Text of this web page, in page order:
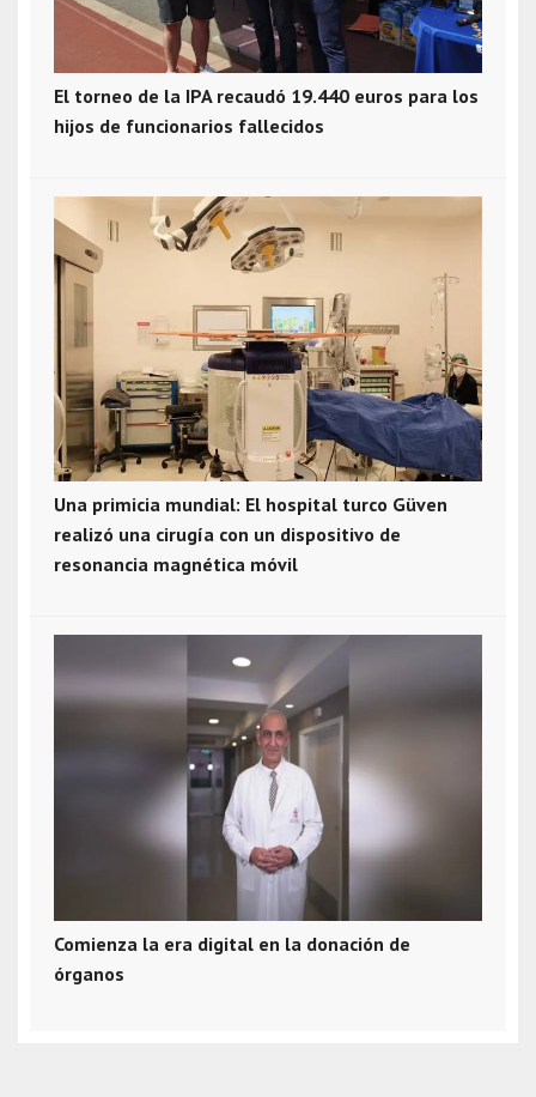
El torneo de la IPA recaudó 19.440 euros para los
hijos de funcionarios fallecidos
Una primicia mundial: El hospital turco Güven
realizó una cirugía con un dispositivo de
resonancia magnética móvil
Comienza la era digital en la donación de
órganos